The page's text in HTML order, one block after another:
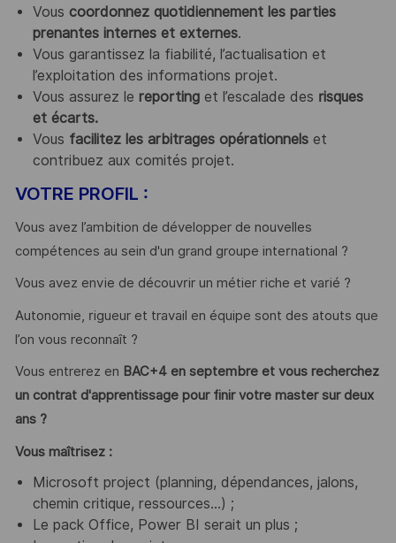
Vous coordonnez quotidiennement les parties
prenantes internes et externes.
Vous garantissez la fiabilité, l’actualisation et
l’exploitation des informations projet.
Vous assurez le reporting et l’escalade des risques
et écarts.
Vous facilitez les arbitrages opérationnelset
contribuez aux comités projet.
VOTRE PROFIL :
Vous avez l’ambition de développer de nouvelles
compétences au sein d'un grand groupe international ?
Vous avez envie de découvrir un métier riche et varié ?
Autonomie, rigueur et travail en équipe sont des atouts que
l’on vous reconnaît ?
Vous entrerez en BAC+4 en septembre et vous recherchez
un contrat d'apprentissage pour finir votre master sur deux
ans ?
Vous maîtrisez :
Microsoft project (planning, dépendances, jalons,
chemin critique, ressources…) ;
Le pack Office, Power BI serait un plus ;